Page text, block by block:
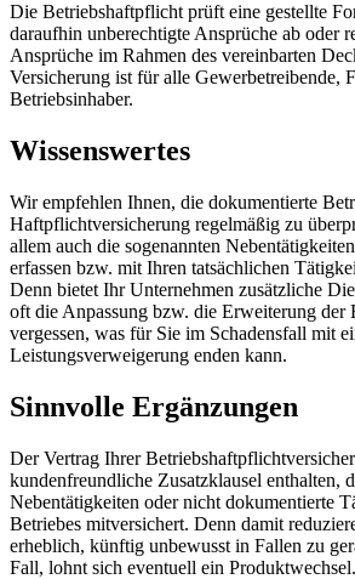
Die Betriebshaftpflicht prüft eine gestellte
daraufhin unberechtigte Ansprüche ab oder
Ansprüche im Rahmen des vereinbarten
Versicherung ist für alle Gewerbetreibende,
Betriebsinhaber.
Wissenswertes
Wir empfehlen Ihnen, die dokumentierte
Haftpflichtversicherung regelmäßig zu
allem auch die sogenannten
erfassen bzw. mit Ihren tatsächlichen
Denn bietet Ihr Unternehmen zusätzliche
oft die Anpassung bzw. die Erweiterung der
vergessen, was für Sie im Schadensfall mit
Leistungsverweigerung enden kann.
Sinnvolle Ergänzungen
Der Vertrag Ihrer
kundenfreundliche Zusatzklausel enthalten,
Nebentätigkeiten oder nicht dokumentierte
Betriebes mitversichert. Denn damit
erheblich, künftig unbewusst in Fallen zu
Fall, lohnt sich eventuell ein Produktwechsel.